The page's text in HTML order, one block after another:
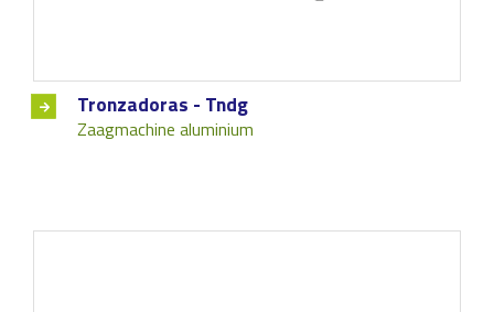
Tronzadoras - Tndg
Zaagmachine aluminium